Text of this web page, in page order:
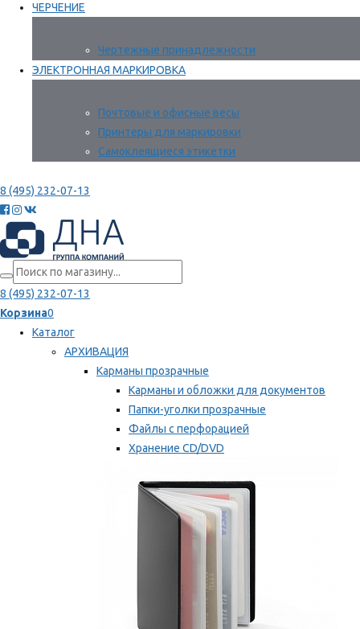
ЧЕРЧЕНИЕ
Чертежные принадлежности
ЭЛЕКТРОННАЯ МАРКИРОВКА
Почтовые и офисные весы
Принтеры для маркировки
Самоклеящиеся этикетки
8 (495) 232-07-13
8 (495) 232-07-13
Корзина0
Каталог
АРХИВАЦИЯ
Карманы прозрачные
Карманы и обложки для документов
Папки-уголки прозрачные
Файлы с перфорацией
Хранение CD/DVD
Мы рекомендуем